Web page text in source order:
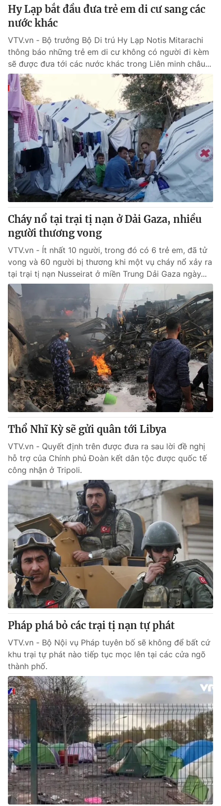
Hy Lạp bắt đầu đưa trẻ em di cư sang các
nước khác
VTV.vn - Bộ trưởng Bộ Di trú Hy Lạp Notis Mitarachi
thông báo những trẻ em di cư không có người đi kèm
sẽ được đưa tới các nước khác trong Liên minh châu...
Cháy nổ tại trại tị nạn ở Dải Gaza, nhiều
người thương vong
VTV.vn - Ít nhất 10 người, trong đó có 6 trẻ em, đã tử
vong và 60 người bị thương khi một vụ cháy nổ xảy ra
tại trại tị nạn Nusseirat ở miền Trung Dải Gaza ngày...
Thổ Nhĩ Kỳ sẽ gửi quân tới Libya
VTV.vn - Quyết định trên được đưa ra sau lời đề nghị
hỗ trợ của Chính phủ Đoàn kết dân tộc được quốc tế
công nhận ở Tripoli.
Pháp phá bỏ các trại tị nạn tự phát
VTV.vn - Bộ Nội vụ Pháp tuyên bố sẽ không để bất cứ
khu trại tự phát nào tiếp tục mọc lên tại các cửa ngõ
thành phố.